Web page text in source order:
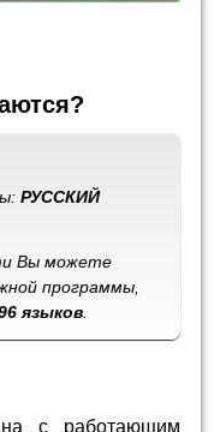
РУССКИЙ
Вы можете
программы,
языков
с работающим